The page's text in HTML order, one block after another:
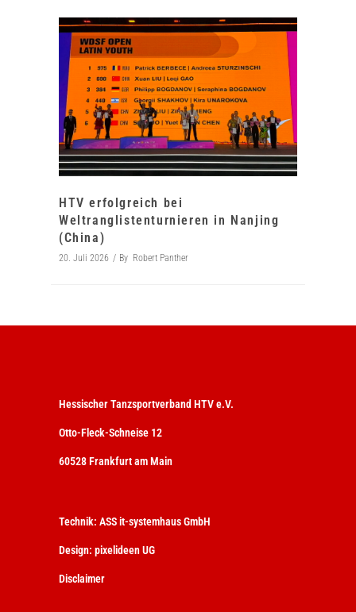
HTV erfolgreich bei
Weltranglistenturnieren in Nanjing
(China)
20. Juli 2026 By Robert Panther
Hessischer Tanzsportverband HTV e.V.
Otto-Fleck-Schneise 12
60528 Frankfurt am Main
Technik: ASS it-systemhaus GmbH
Design: pixelideen UG
Disclaimer